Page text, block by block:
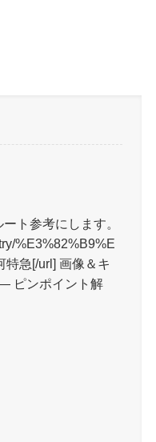
ト参考にします。
%E3%82%B9%E
急[/url] 画像＆キ
ピンポイント解